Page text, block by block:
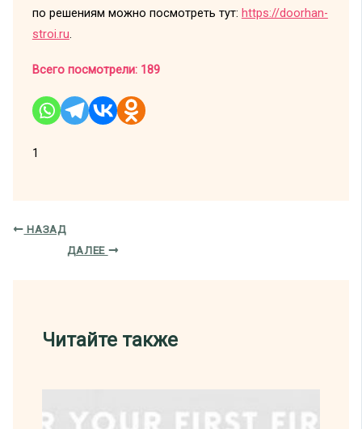
по решениям можно посмотреть тут: https://doorhan-
stroi.ru
Всего посмотрели: 189
1
НАЗАД
ДАЛЕЕ
Читайте также